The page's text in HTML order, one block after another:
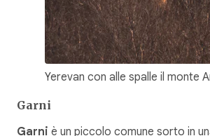
Yerevan con alle spalle il monte
Garni
Garni è un piccolo comune sorto in